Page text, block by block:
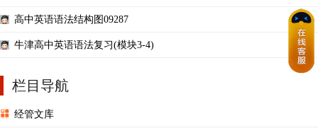
高中英语语法结构图09287
牛津高中英语语法复习(模块3-4)
栏目导航
经管文库